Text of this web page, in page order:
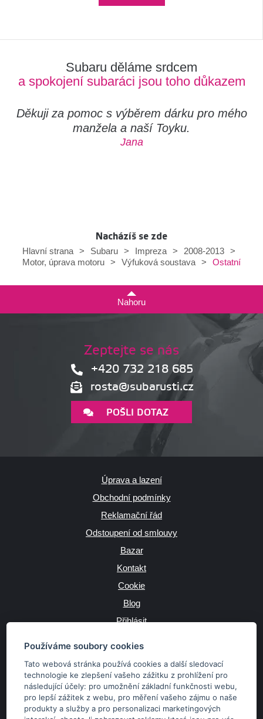
Používáme soubory cookies
Tato webová stránka používá cookies a další sledovací
technologie ke zlepšení vašeho zážitku z prohlížení pro
následující účely: pro umožnění základní funkčnosti webu,
pro lepší zážitek z webu, pro měření vašeho zájmu o naše
produkty a služby a pro personalizaci marketingových
Subaru děláme srdcem
a spokojení subaráci jsou toho důkazem
Děkuji za pomoc s výběrem dárku pro mého
manžela a naší Toyku.
Jana
Nacházíš se zde
Hlavní strana
> Subaru > Impreza > 2008-2013
>
Motor, úprava motoru > Výfuková soustava > Ostatní
Nahoru
Zeptejte se nás
+420 732 218 685
rosta@subarusti.cz
POŠLI DOTAZ
Úprava a lazení
Obchodní podmínky
Reklamační řád
Odstoupení od smlouvy
Bazar
Kontakt
Cookie
Blog
Přihlásit
JAZYK